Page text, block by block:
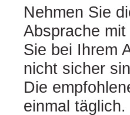
Nehmen Sie
Absprache
Sie bei Ihrem
nicht sicher
Die
einmal